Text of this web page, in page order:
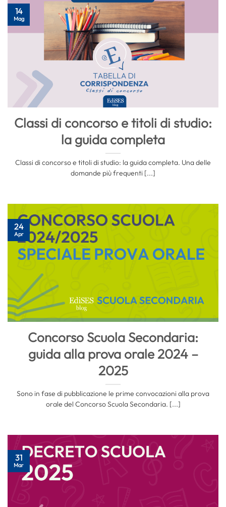
Classi di concorso e titoli di studio:
la guida completa
Classi di concorso e titoli di studio: la guida completa. Una delle
domande più frequenti [...]
14
Mag
Concorso Scuola Secondaria:
guida alla prova orale 2024 –
2025
Sono in fase di pubblicazione le prime convocazioni alla prova
orale del Concorso Scuola Secondaria. [...]
24
Apr
31
Mar